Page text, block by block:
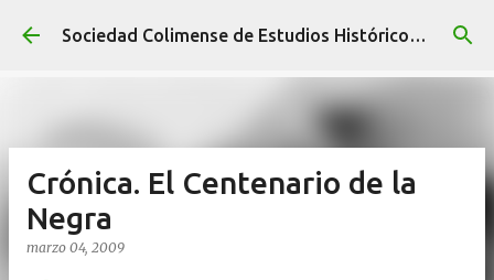
Ir al contenido principal Sociedad Colimense de Estudios Históricos A. C.
Crónica. El Centenario de la
Negra
marzo 04, 2009